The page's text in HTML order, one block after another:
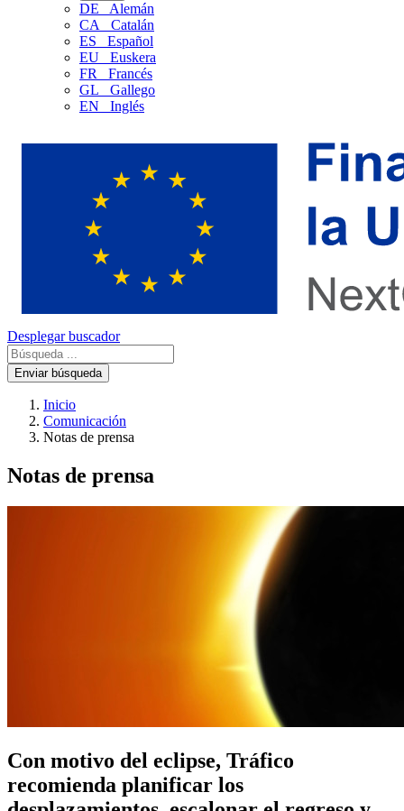
DE
Alemán
CA
Catalán
ES
Español
EU
Euskera
FR
Francés
GL
Gallego
EN
Inglés
Desplegar buscador
Enviar búsqueda
Inicio
Comunicación
Notas de prensa
Notas de prensa
Con motivo del eclipse, Tráfico
recomienda planificar los